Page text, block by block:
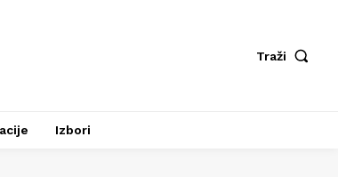
Traži
Izbori